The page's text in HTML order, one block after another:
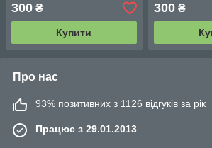
300 ₴
Купити
300₴
Про нас
93% позитивних з 1126 відгуків за рік
Працює з 29.01.2013